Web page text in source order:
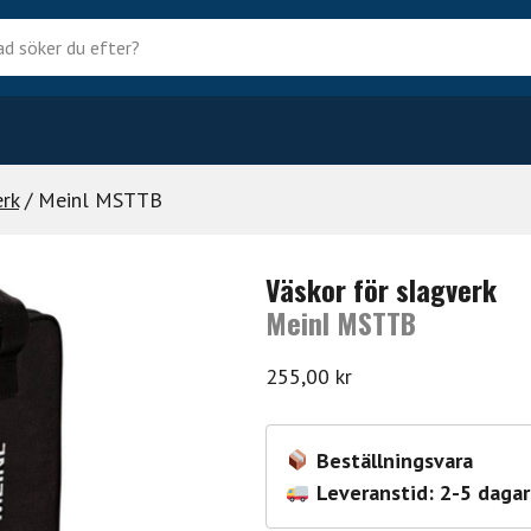
/ Meinl MSTTB
Väskor för slagverk
Meinl MSTTB
255,00 kr
Beställningsvara
Leveranstid: 2-5 dagar